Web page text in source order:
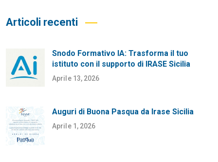
Articoli recenti
Snodo Formativo IA: Trasforma il tuo
istituto con il supporto di IRASE Sicilia
Aprile 13, 2026
Auguri di Buona Pasqua da Irase Sicilia
Aprile 1, 2026